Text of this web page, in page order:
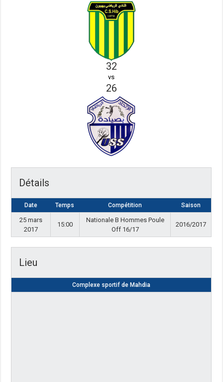
32
vs
26
Détails
Date Temps Compétition Saison
25 mars
2017
15:00
Nationale B Hommes Poule
Off 16/17
2016/2017
Lieu
Complexe sportif de Mahdia